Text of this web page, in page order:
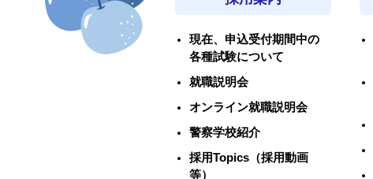
現在、申込受付期間中の
各種試験について
就職説明会
オンライン就職説明会
警察学校紹介
採用Topics（採用動画
等）